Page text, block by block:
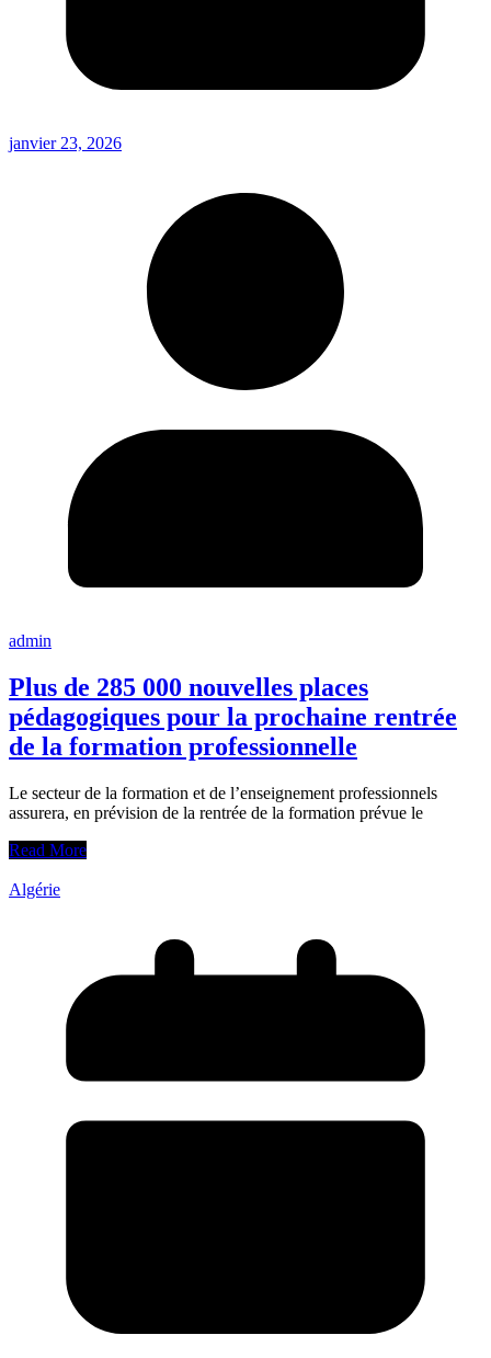
janvier 23, 2026
admin
Plus de 285 000 nouvelles places
pédagogiques pour la prochaine rentrée
de la formation professionnelle
Le secteur de la formation et de l’enseignement professionnels
assurera, en prévision de la rentrée de la formation prévue le
Read More
Algérie